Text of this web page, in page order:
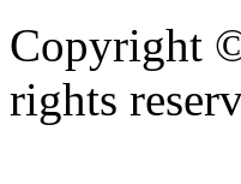
Copyright
rights